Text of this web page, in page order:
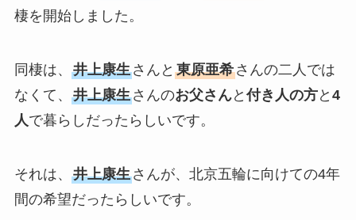
棲を開始しました。
同棲は、 井上康生さんと 東原亜希さんの二人では
なくて、 井上康生さんのお父さんと付き人の方と 4
人で暮らしだったらしいです。
それは、 井上康生さんが、北京五輪に向けての4年
間の希望だったらしいです。